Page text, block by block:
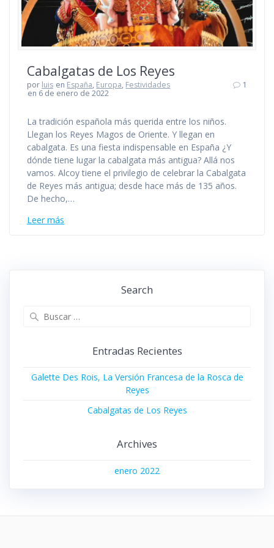
Cabalgatas de Los Reyes
por luis en España, Europa, Festividades
en 6 de enero de 2022
1
La tradición española más querida entre los niños.
Llegan los Reyes Magos de Oriente. Y llegan en
cabalgata. Es una fiesta indispensable en España ¿Y
dónde tiene lugar la cabalgata más antigua? Allá nos
vamos. Alcoy tiene el privilegio de celebrar la Cabalgata
de Reyes más antigua; desde hace más de 135 años.
De hecho,…
Leer más
Search
Entradas Recientes
Galette Des Rois, La Versión Francesa de la Rosca de
Reyes
Cabalgatas de Los Reyes
Archives
enero 2022